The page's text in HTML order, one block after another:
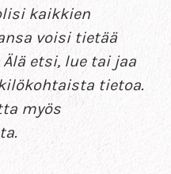
kaikkien
voisi tietää
etsi, lue tai jaa
tietoa.
myös